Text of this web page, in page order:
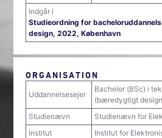
Indgår i
Studieordning for
design, 2022, København
ORGANISATION
Uddannelsesejer
Bachelor (BSc) i
(bæredygtigt
Studienævn
Studienævn for
Institut
Institut for